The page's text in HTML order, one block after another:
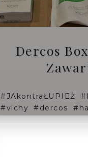
Dercos
#JAkontraŁUPIEŻ
#vichy #dercos